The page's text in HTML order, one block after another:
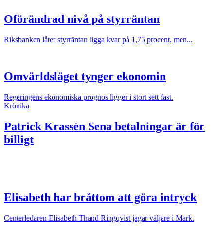
Oförändrad nivå på styrräntan
Riksbanken låter styrräntan ligga kvar på 1,75 procent, men...
Omvärldsläget tynger ekonomin
Regeringens ekonomiska prognos ligger i stort sett fast.
Krönika
Patrick Krassén Sena betalningar är för
billigt
Elisabeth har bråttom att göra intryck
Centerledaren Elisabeth Thand Ringqvist jagar väljare i Mark.